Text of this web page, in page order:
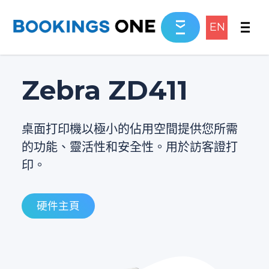
EN
Zebra ZD411
桌面打印機以極小的佔用空間提供您所需
的功能、靈活性和安全性。用於訪客證打
印。
硬件主頁